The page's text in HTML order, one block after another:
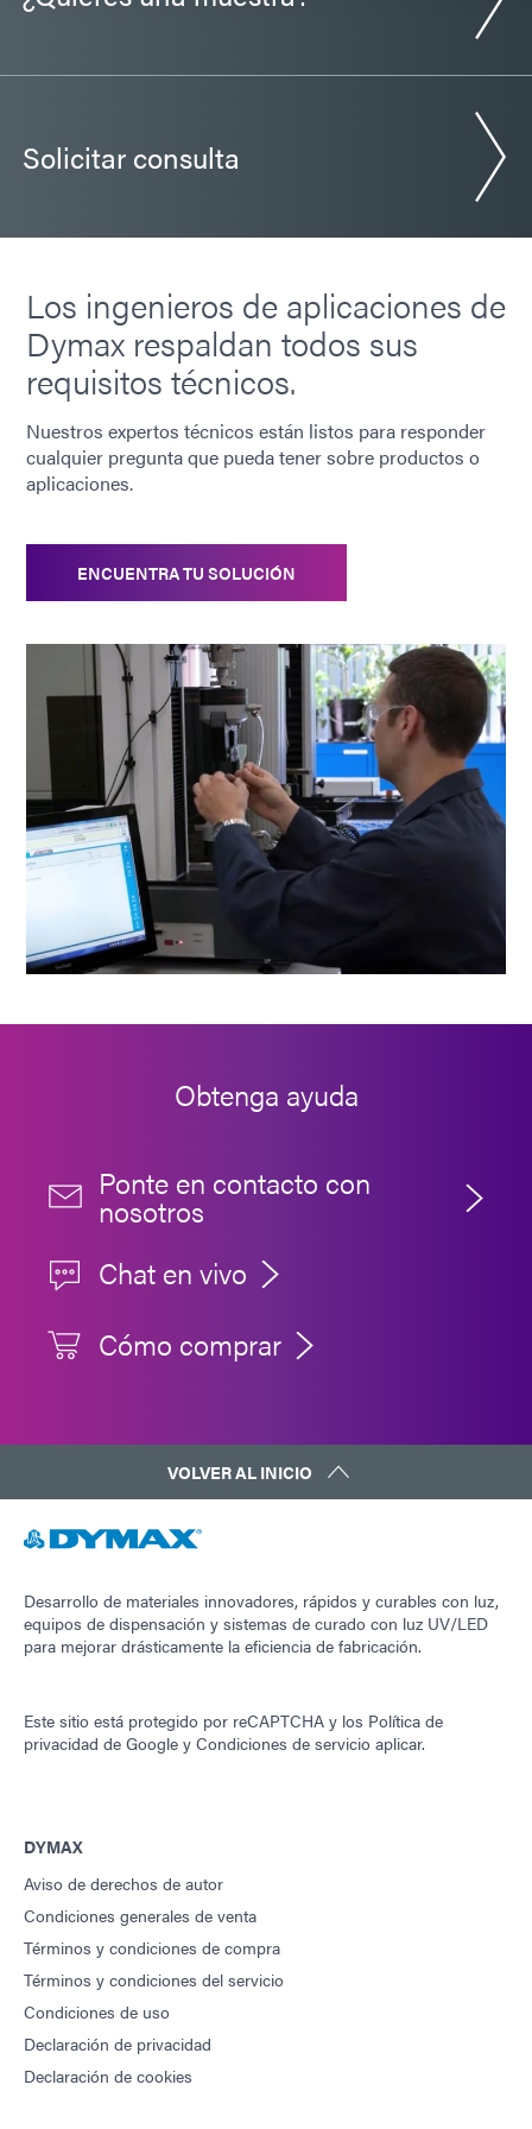
Solicitar consulta
Los ingenieros de aplicaciones de
Dymax respaldan todos sus
requisitos técnicos.
Nuestros expertos técnicos están listos para responder
cualquier pregunta que pueda tener sobre productos o
aplicaciones.
ENCUENTRA TU SOLUCIÓN
Obtenga ayuda
Ponte en contacto con
nosotros
Chat en vivo
Cómo comprar
VOLVER AL INICIO
Desarrollo de materiales innovadores, rápidos y curables con luz,
equipos de dispensación y sistemas de curado con luz UV/LED
para mejorar drásticamente la eficiencia de fabricación.
Este sitio está protegido por reCAPTCHA y los Política de
privacidad de Google y Condiciones de servicio aplicar.
DYMAX
Aviso de derechos de autor
Condiciones generales de venta
Términos y condiciones de compra
Términos y condiciones del servicio
Condiciones de uso
Declaración de privacidad
Declaración de cookies